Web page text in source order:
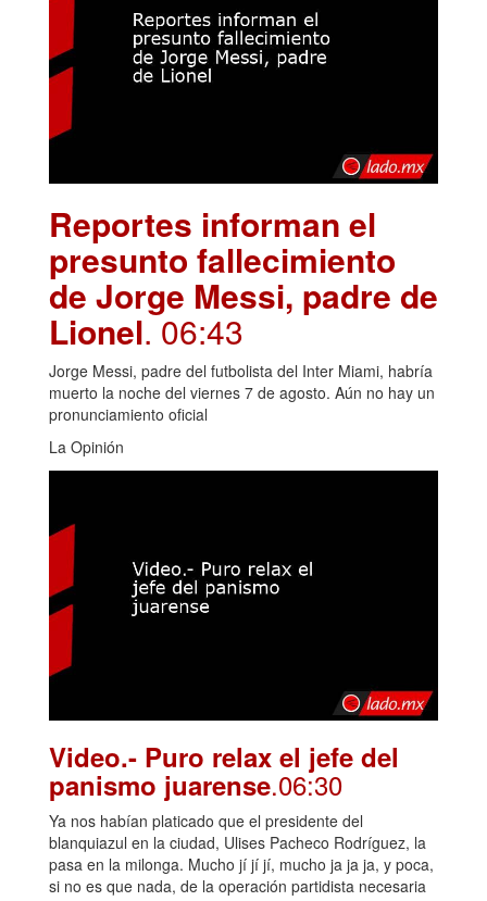
Reportes informan el
presunto fallecimiento
de Jorge Messi, padre de
Lionel. 06:43
Jorge Messi, padre del futbolista del Inter Miami, habría
muerto la noche del viernes 7 de agosto. Aún no hay un
pronunciamiento oficial
La Opinión
Video.- Puro relax el jefe del
panismo juarense.06:30
Ya nos habían platicado que el presidente del
blanquiazul en la ciudad, Ulises Pacheco Rodríguez, la
pasa en la milonga. Mucho jí jí jí, mucho ja ja ja, y poca,
si no es que nada, de la operación partidista necesaria